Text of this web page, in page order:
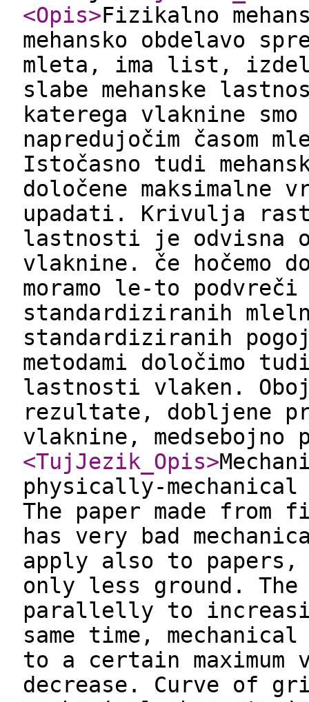
<Opis>Fizikalno
mehansko obdelavo
mleta, ima list,
slabe mehanske
katerega vlaknine
napredujočim časom
Istočasno tudi
določene
upadati. Krivulja
lastnosti je odvisna
vlaknine. če hočemo
moramo le-to
standardiziranih
standardiziranih
metodami določimo
lastnosti vlaken.
rezultate, dobljene
vlaknine, medsebojno
<TujJezik_Opis>
physically-
The paper made
has very bad
apply also to
only less ground.
parallelly to
same time,
to a certain
decrease. Curve of